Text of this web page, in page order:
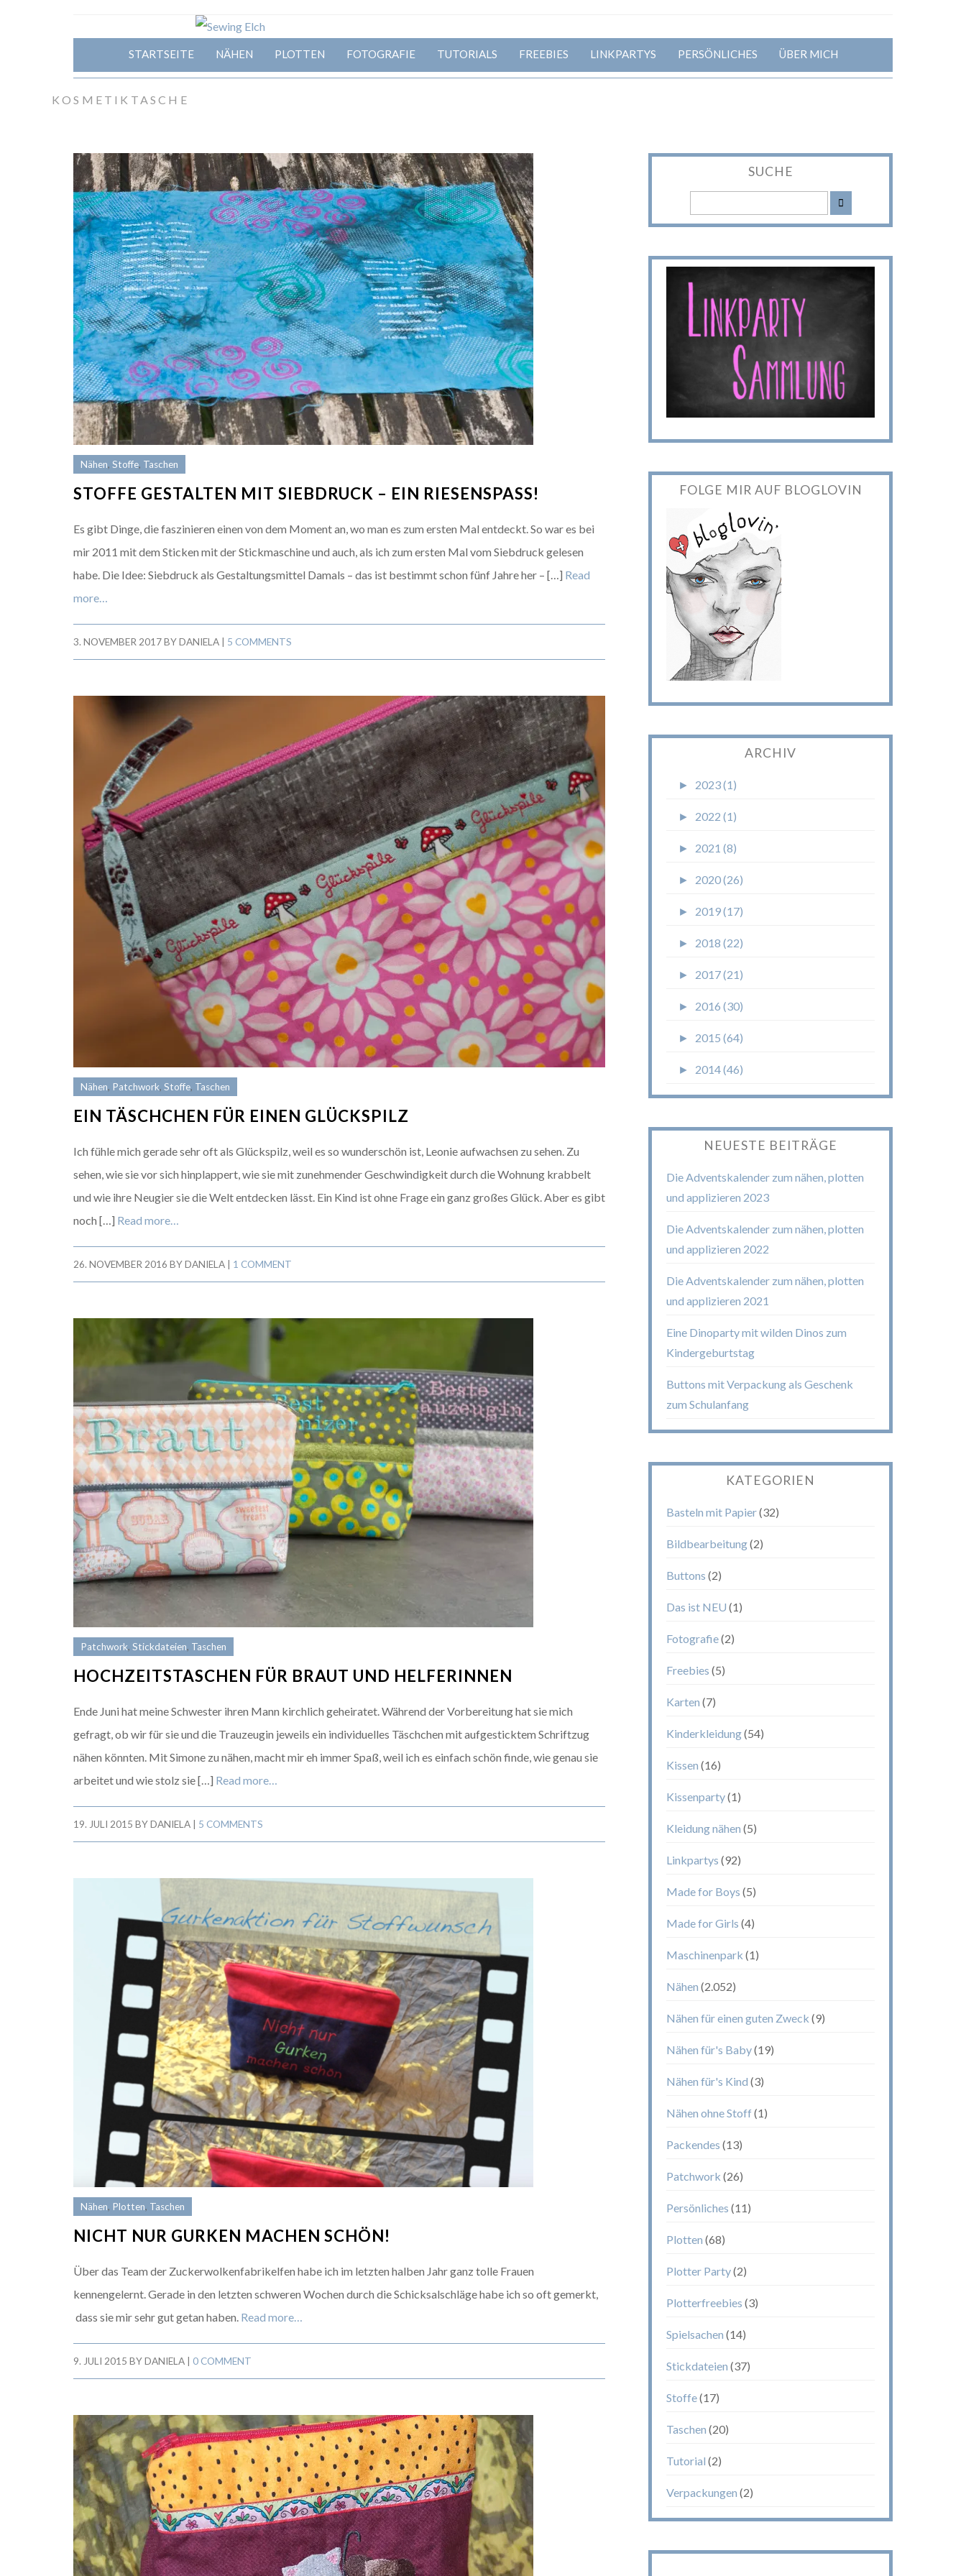
STARTSEITE NÄHEN PLOTTEN FOTOGRAFIE TUTORIALS FREEBIES LINKPARTYS PERSÖNLICHES ÜBER MICH
KOSMETIKTASCHE
Nähen, Stoffe, Taschen
STOFFE GESTALTEN MIT SIEBDRUCK – EIN RIESENSPASS!
Es gibt Dinge, die faszinieren einen von dem Moment an, wo man es zum ersten Mal entdeckt. So war es bei
mir 2011 mit dem Sticken mit der Stickmaschine und auch, als ich zum ersten Mal vom Siebdruck gelesen
habe. Die Idee: Siebdruck als Gestaltungsmittel Damals – das ist bestimmt schon fünf Jahre her – […] Read
more…
3. NOVEMBER 2017BYDANIELA 5 COMMENTS
Nähen, Patchwork, Stoffe, Taschen
EIN TÄSCHCHEN FÜR EINEN GLÜCKSPILZ
Ich fühle mich gerade sehr oft als Glückspilz, weil es so wunderschön ist, Leonie aufwachsen zu sehen. Zu
sehen, wie sie vor sich hinplappert, wie sie mit zunehmender Geschwindigkeit durch die Wohnung krabbelt
und wie ihre Neugier sie die Welt entdecken lässt. Ein Kind ist ohne Frage ein ganz großes Glück. Aber es gibt
noch […] Read more…
26. NOVEMBER 2016 BYDANIELA 1 COMMENT
Patchwork, Stickdateien, Taschen
HOCHZEITSTASCHEN FÜR BRAUT UND HELFERINNEN
Ende Juni hat meine Schwester ihren Mann kirchlich geheiratet. Während der Vorbereitung hat sie mich
gefragt, ob wir für sie und die Trauzeugin jeweils ein individuelles Täschchen mit aufgesticktem Schriftzug
nähen könnten. Mit Simone zu nähen, macht mir eh immer Spaß, weil ich es einfach schön finde, wie genau sie
arbeitet und wie stolz sie […] Read more…
19. JULI 2015 BYDANIELA 5 COMMENTS
Nähen, Plotten, Taschen
NICHT NUR GURKEN MACHEN SCHÖN!
Über das Team der Zuckerwolkenfabrikelfen habe ich im letzten halben Jahr ganz tolle Frauen
kennengelernt. Gerade in den letzten schweren Wochen durch die Schicksalschläge habe ich so oft gemerkt,
dass sie mir sehr gut getan haben. Read more…
9. JULI 2015 BYDANIELA 0 COMMENT
SUCHE
FOLGE MIR AUF BLOGLOVIN
ARCHIV
► 2023 (1)
► 2022 (1)
► 2021 (8)
► 2020 (26)
► 2019 (17)
► 2018 (22)
► 2017 (21)
► 2016 (30)
► 2015 (64)
► 2014 (46)
NEUESTE BEITRÄGE
Die Adventskalender zum nähen, plotten
und applizieren 2023
Die Adventskalender zum nähen, plotten
und applizieren 2022
Die Adventskalender zum nähen, plotten
und applizieren 2021
Eine Dinoparty mit wilden Dinos zum
Kindergeburtstag
Buttons mit Verpackung als Geschenk
zum Schulanfang
KATEGORIEN
Basteln mit Papier(32)
Bildbearbeitung(2)
Buttons (2)
Das ist NEU (1)
Fotografie(2)
Freebies (5)
Karten (7)
Kinderkleidung(54)
Kissen (16)
Kissenparty(1)
Kleidung nähen (5)
Linkpartys (92)
Made for Boys (5)
Made for Girls (4)
Maschinenpark (1)
Nähen (2.052)
Nähen für einen guten Zweck (9)
Nähen für's Baby(19)
Nähen für's Kind (3)
Nähen ohne Stoff (1)
Packendes (13)
Patchwork (26)
Persönliches (11)
Plotten (68)
Plotter Party(2)
Plotterfreebies (3)
Spielsachen (14)
Stickdateien (37)
Stoffe(17)
Taschen (20)
Tutorial (2)
Verpackungen (2)